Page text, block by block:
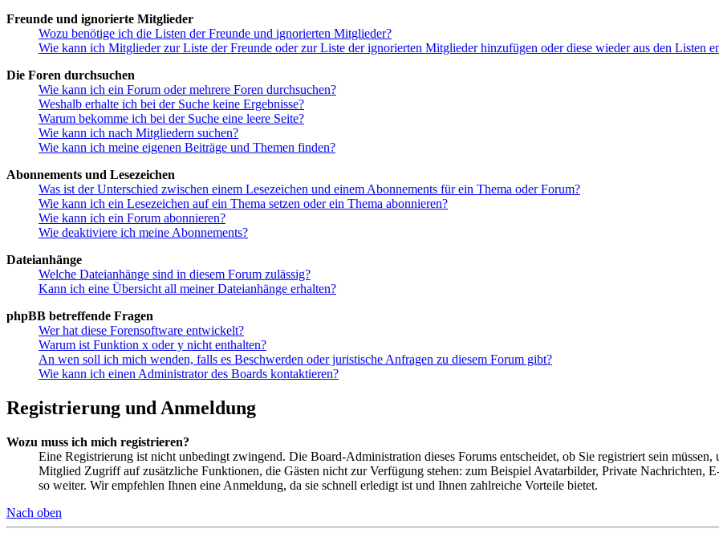
Freunde und ignorierte Mitglieder
Wozu benötige ich die Listen der Freunde und ignorierten Mitglieder?
Wie kann ich Mitglieder zur Liste der Freunde oder zur Liste der ignorierten Mitglieder hinzufügen oder diese wieder aus den Listen
Die Foren durchsuchen
Wie kann ich ein Forum oder mehrere Foren durchsuchen?
Weshalb erhalte ich bei der Suche keine Ergebnisse?
Warum bekomme ich bei der Suche eine leere Seite?
Wie kann ich nach Mitgliedern suchen?
Wie kann ich meine eigenen Beiträge und Themen finden?
Abonnements und Lesezeichen
Was ist der Unterschied zwischen einem Lesezeichen und einem Abonnements für ein Thema oder Forum?
Wie kann ich ein Lesezeichen auf ein Thema setzen oder ein Thema abonnieren?
Wie kann ich ein Forum abonnieren?
Wie deaktiviere ich meine Abonnements?
Dateianhänge
Welche Dateianhänge sind in diesem Forum zulässig?
Kann ich eine Übersicht all meiner Dateianhänge erhalten?
phpBB betreffende Fragen
Wer hat diese Forensoftware entwickelt?
Warum ist Funktion x oder y nicht enthalten?
An wen soll ich mich wenden, falls es Beschwerden oder juristische Anfragen zu diesem Forum gibt?
Wie kann ich einen Administrator des Boards kontaktieren?
Registrierung und Anmeldung
Wozu muss ich mich registrieren?
Eine Registrierung ist nicht unbedingt zwingend. Die Board-Administration dieses Forums entscheidet, ob Sie registriert sein
Mitglied Zugriff auf zusätzliche Funktionen, die Gästen nicht zur Verfügung stehen: zum Beispiel Avatarbilder, Private Nachrichten,
so weiter. Wir empfehlen Ihnen eine Anmeldung, da sie schnell erledigt ist und Ihnen zahlreiche Vorteile bietet.
Nach oben